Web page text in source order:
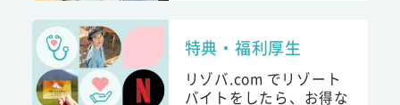
特典・福利厚生
リゾバ.com でリゾート
バイトをしたら、お得な